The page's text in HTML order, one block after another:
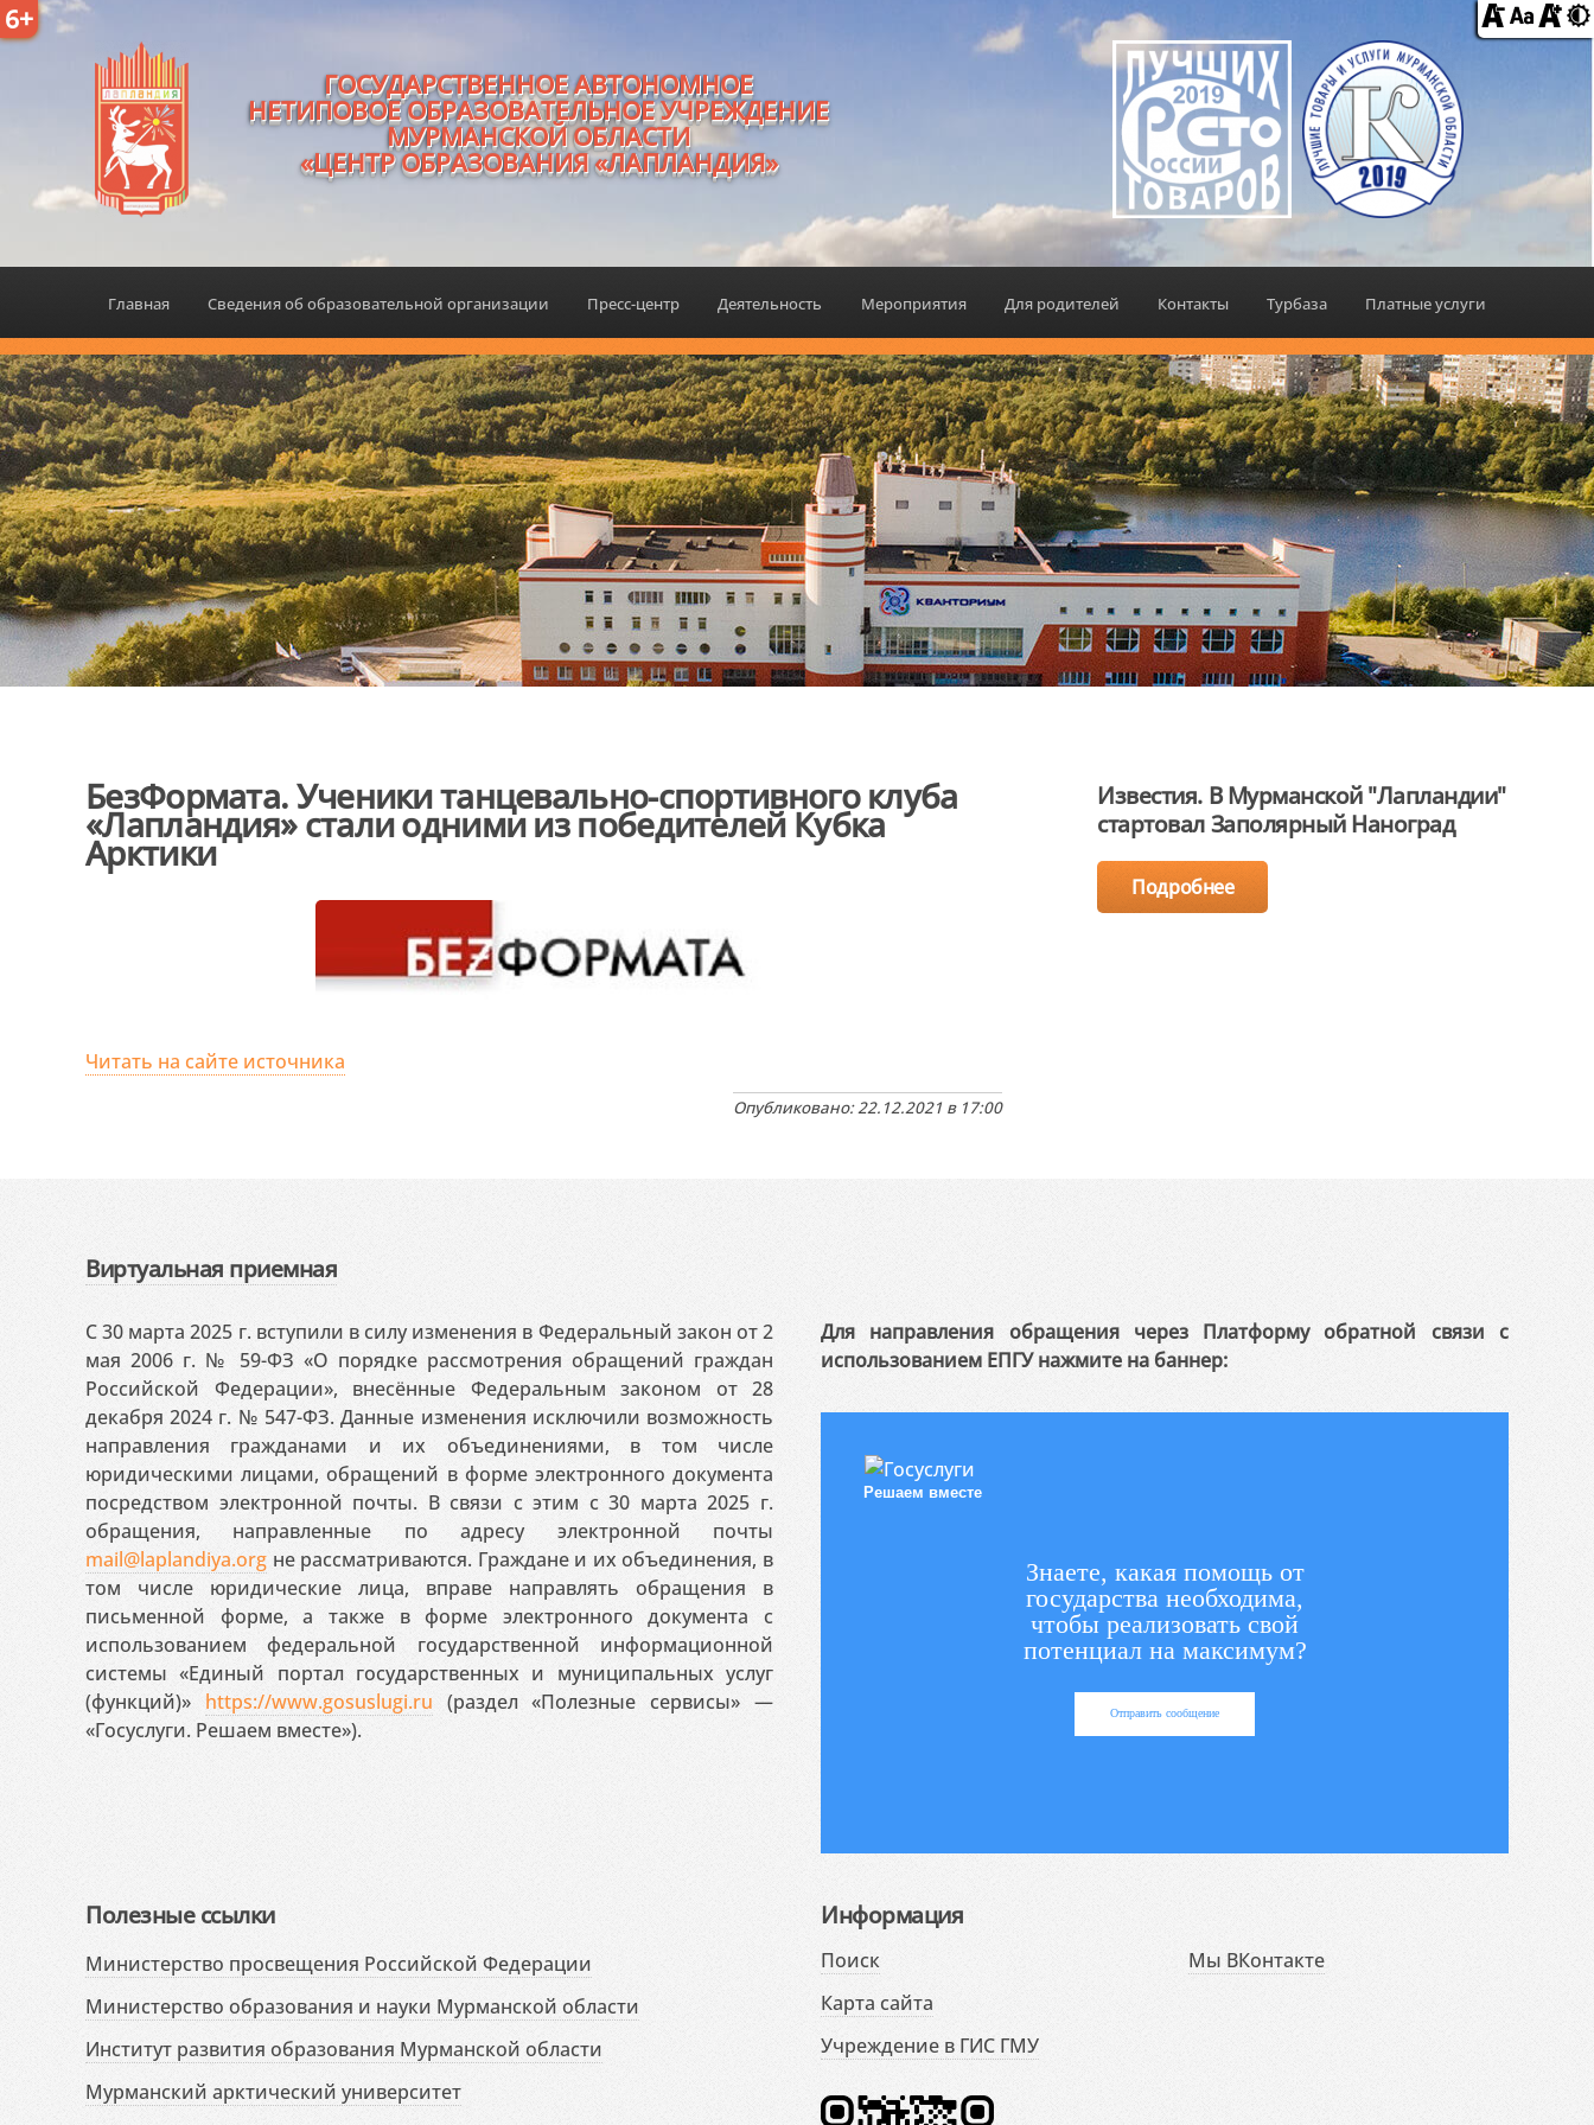
6+
ГОСУДАРСТВЕННОЕ АВТОНОМНОЕ
НЕТИПОВОЕ ОБРАЗОВАТЕЛЬНОЕ УЧРЕЖДЕНИЕ
МУРМАНСКОЙ ОБЛАСТИ
«ЦЕНТР ОБРАЗОВАНИЯ «ЛАПЛАНДИЯ»
Главная Сведения об образовательной организации Пресс-центр Деятельность Мероприятия Для родителей Контакты Турбаза Платные услуги
БезФормата. Ученики танцевально-спортивного клуба
«Лапландия» стали одними из победителей Кубка
Арктики
Читать на сайте источника
Опубликовано: 22.12.2021 в 17:00
Известия. В Мурманской "Лапландии"
стартовал Заполярный Наноград
Подробнее
Виртуальная приемная
С 30 марта 2025 г. вступили в силу изменения в Федеральный закон от 2
мая 2006 г. № 59-ФЗ «О порядке рассмотрения обращений граждан
Российской Федерации», внесённые Федеральным законом от 28
декабря 2024 г. № 547-ФЗ. Данные изменения исключили возможность
направления гражданами и их объединениями, в том числе
юридическими лицами, обращений в форме электронного документа
посредством электронной почты. В связи с этим с 30 марта 2025 г.
обращения, направленные по адресу электронной почты
mail@laplandiya.org не рассматриваются. Граждане и их объединения, в
том числе юридические лица, вправе направлять обращения в
письменной форме, а также в форме электронного документа с
использованием федеральной государственной информационной
системы «Единый портал государственных и муниципальных услуг
(функций)» https://www.gosuslugi.ru (раздел «Полезные сервисы» —
«Госуслуги. Решаем вместе»).
Для направления обращения через Платформу обратной связи с
использованием ЕПГУ нажмите на баннер:
Решаем вместе
Знаете, какая помощь от
государства необходима,
чтобы реализовать свой
потенциал на максимум?
Отправить сообщение
Полезные ссылки
Министерство просвещения Российской Федерации
Министерство образования и науки Мурманской области
Институт развития образования Мурманской области
Мурманский арктический университет
Информация
Поиск
Карта сайта
Учреждение в ГИС ГМУ
Мы ВКонтакте